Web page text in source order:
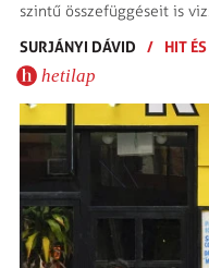
szintű össze­függéseit is
SURJÁNYI DÁVID
/ HIT
hetilap